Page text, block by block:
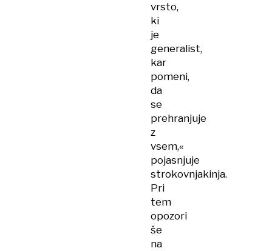
vrsto,
ki
je
generalist,
kar
pomeni,
da
se
prehranjuje
z
vsem,«
pojasnjuje
strokovnjakinja.
Pri
tem
opozori
še
na